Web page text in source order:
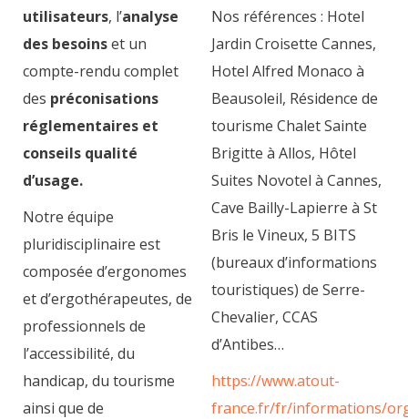
utilisateurs, l’analyse
des besoinset un
compte-rendu complet
des préconisations
réglementaires et
conseils qualité
d’usage.
Notre équipe
pluridisciplinaire est
composée d’ergonomes
et d’ergothérapeutes, de
professionnels de
l’accessibilité, du
handicap, du tourisme
ainsi que de
Nos références : Hotel
Jardin Croisette Cannes,
Hotel Alfred Monaco à
Beausoleil, Résidence de
tourisme Chalet Sainte
Brigitte à Allos, Hôtel
Suites Novotel à Cannes,
Cave Bailly-Lapierre à St
Bris le Vineux, 5 BITS
(bureaux d’informations
touristiques) de Serre-
Chevalier, CCAS
d’Antibes…
https://www.atout-
france.fr/fr/informations/